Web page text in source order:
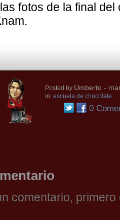
fotos de la final del
.
Posted by Umberto -
in: escuela de chocolate
0
comentario,